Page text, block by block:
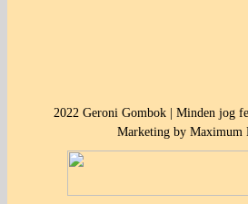
2022 Geroni Gombok | Minden jog
Marketing by Maximum